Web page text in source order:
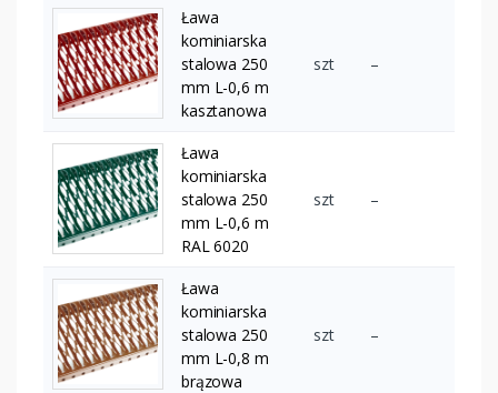
Ława
kominiarska
stalowa 250
mm L-0,6 m
kasztanowa
szt –
Ława
kominiarska
stalowa 250
mm L-0,6 m
RAL 6020
szt –
Ława
kominiarska
stalowa 250
mm L-0,8 m
brązowa
szt –